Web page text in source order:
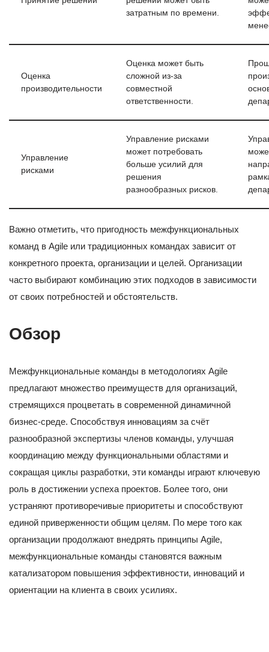
затратным по времени.
Оценка
производительности
Оценка может быть
сложной из-за
совместной
ответственности.
Управление
рисками
Управление рисками
может потребовать
больше усилий для
решения
разнообразных рисков.
Важно отметить, что пригодность межфункциональных
команд в Agile или традиционных командах зависит от
конкретного проекта, организации и целей. Организации
часто выбирают комбинацию этих подходов в зависимости
от своих потребностей и обстоятельств.
Обзор
Межфункциональные команды в методологиях Agile
предлагают множество преимуществ для организаций,
стремящихся процветать в современной динамичной
бизнес-среде. Способствуя инновациям за счёт
разнообразной экспертизы членов команды, улучшая
координацию между функциональными областями и
сокращая циклы разработки, эти команды играют ключевую
роль в достижении успеха проектов. Более того, они
устраняют противоречивые приоритеты и способствуют
единой приверженности общим целям. По мере того как
организации продолжают внедрять принципы Agile,
межфункциональные команды становятся важным
катализатором повышения эффективности, инноваций и
ориентации на клиента в своих усилиях.